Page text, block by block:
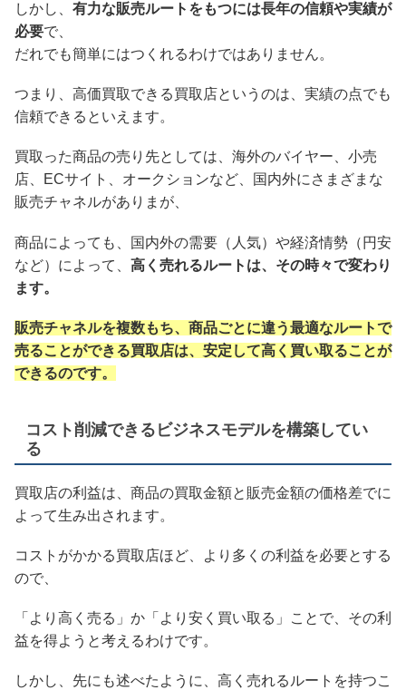
しかし、 有力な販売ルートをもつには長年の信頼や実績が
必要で、
だれでも簡単にはつくれるわけではありません。
つまり、高価買取できる買取店というのは、実績の点でも
信頼できるといえます。
買取った商品の売り先としては、海外のバイヤー、小売
店、ECサイト、オークションなど、国内外にさまざまな
販売チャネルがありまが、
商品によっても、国内外の需要（人気）や経済情勢（円安
など）によって、 高く売れるルートは、その時々で変わり
ます。
販売チャネルを複数もち、商品ごとに違う最適なルートで
売ることができる買取店は、安定して高く買い取ることが
できるのです。
コスト削減できるビジネスモデルを構築してい
る
買取店の利益は、商品の買取金額と販売金額の価格差でに
よって生み出されます。
コストがかかる買取店ほど、より多くの利益を必要とする
ので、
「より高く売る」か「より安く買い取る」ことで、その利
益を得ようと考えるわけです。
しかし、先にも述べたように、高く売れるルートを持つこ